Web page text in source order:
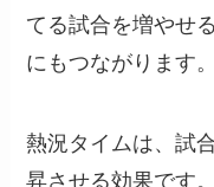
てる試合を増やせ
にもつながります。
熱況タイムは、試
昇させる効果です。